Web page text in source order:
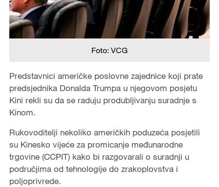
Foto: VCG
Predstavnici američke poslovne zajednice koji prate
predsjednika Donalda Trumpa u njegovom posjetu
Kini rekli su da se raduju produbljivanju suradnje s
Kinom.
Rukovoditelji nekoliko američkih poduzeća posjetili
su Kinesko vijeće za promicanje međunarodne
trgovine (CCPIT) kako bi razgovarali o suradnji u
područjima od tehnologije do zrakoplovstva i
poljoprivrede.